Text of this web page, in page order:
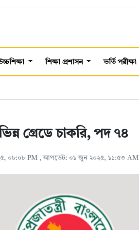
শিক্ষা প্রশাসন ভর্তি পরীক্ষা
গ্রেডে চাকরি, পদ ৭৪
০৮:০৮ PM , আপডেট: ০১ জুন ২০২৫, ১১:৫৩ AM